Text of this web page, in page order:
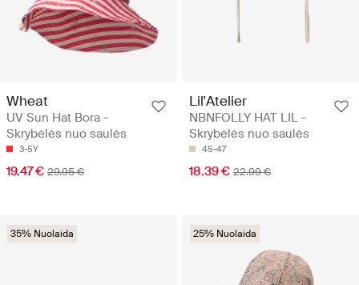
Wheat
UV Sun Hat Bora -
Skrybėlės nuo saulės
3-5Y
19.47 € 29.95 €
Lil'Atelier
NBNFOLLY HAT LIL -
Skrybėlės nuo saulės
45-47
18.39 € 22.99 €
35% Nuolaida 25% Nuolaida